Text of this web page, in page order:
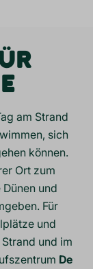
am Strand
sich
können.
Ort zum
und
Für
und
und im
De